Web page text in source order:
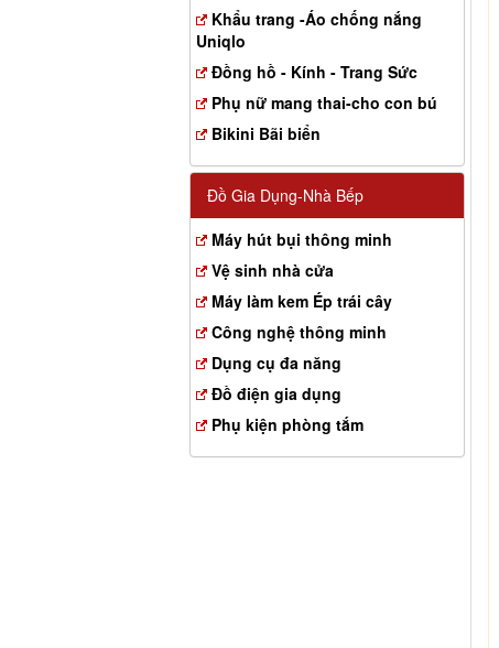
Khẩu trang -Áo chống nắng
Uniqlo
Đồng hồ - Kính - Trang Sức
Phụ nữ mang thai-cho con bú
Bikini Bãi biển
Đồ Gia Dụng-Nhà Bếp
Máy hút bụi thông minh
Vệ sinh nhà cửa
Máy làm kem Ép trái cây
Công nghệ thông minh
Dụng cụ đa năng
Đồ điện gia dụng
Phụ kiện phòng tắm